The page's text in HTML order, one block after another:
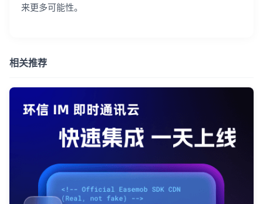
来更多可能性。
相关推荐
我已阅读并同意